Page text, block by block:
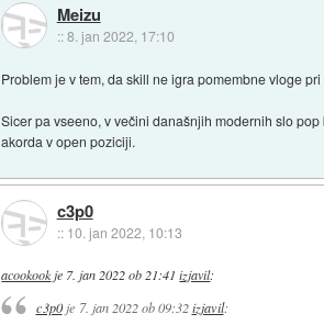
Meizu
::8. jan 2022, 17:10
Problem je v tem, da skill ne igra pomembne vloge
Sicer pa vseeno, v večini današnjih modernih slo
akorda v open poziciji.
c3p0
:: 10. jan 2022, 10:13
acookookje 7. jan 2022 ob 21:41 izjavil:
c3p0je 7. jan 2022 ob 09:32 izjavil: